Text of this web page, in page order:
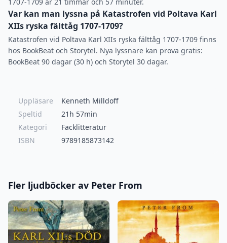
Var kan man lyssna på Katastrofen vid Poltava Karl
XIIs ryska fälttåg 1707-1709?
Katastrofen vid Poltava Karl XIIs ryska fälttåg 1707-1709 finns
hos BookBeat och Storytel. Nya lyssnare kan prova gratis:
BookBeat 90 dagar (30 h) och Storytel 30 dagar.
Uppläsare
Kenneth Milldoff
Speltid
21h 57min
Kategori
Facklitteratur
ISBN
9789185873142
Fler ljudböcker av Peter From